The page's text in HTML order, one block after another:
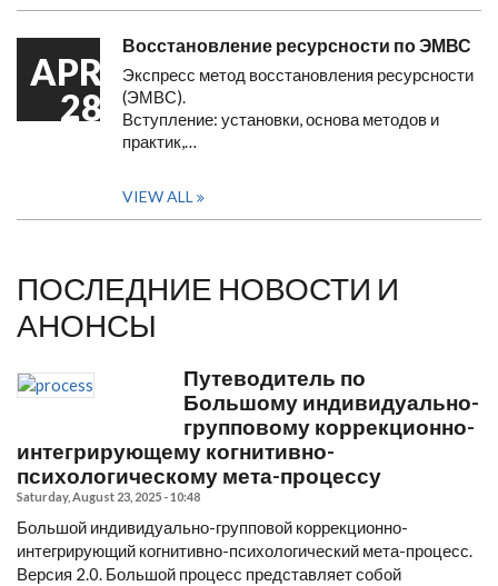
APR
28
Восстановление ресурсности по ЭМВС
Экспресс метод восстановления ресурсности
(ЭМВС).
Вступление: установки, основа методов и
практик,…
VIEW ALL
ПОСЛЕДНИЕ НОВОСТИ И
АНОНСЫ
Путеводитель по
Большому индивидуально-
групповому коррекционно-
интегрирующему когнитивно-
психологическому мета-процессу
Saturday, August 23, 2025 - 10:48
Большой индивидуально-групповой коррекционно-
интегрирующий когнитивно-психологический мета-процесс.
Версия 2.0. Большой процесс представляет собой